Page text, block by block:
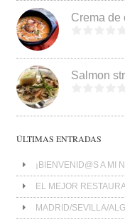
Crema de
Salmon
ÚLTIMAS ENTRADAS
¡BIENVENID@S A MI
EL MEJOR
MADRID/SEVILLA/